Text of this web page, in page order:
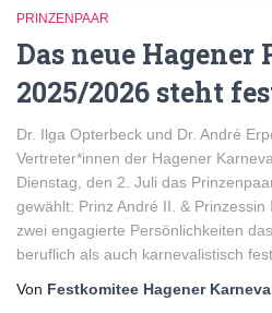
PRINZENPAAR
Das neue Hagener
2025/2026 steht
Dr. Ilga Opterbeck und Dr. André
Vertreter*innen der Hagener
Dienstag, den 2. Juli das
gewählt: Prinz André II. &
zwei engagierte Persönlichkeiten
beruflich als auch karnevalistisch fest
Von Festkomitee Hagener